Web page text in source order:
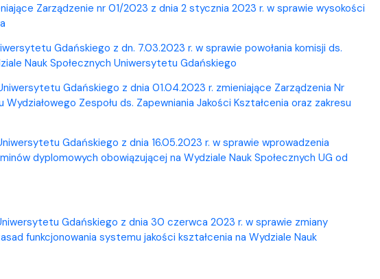
Zarządzenie nr 01/2023 z dnia 2 stycznia 2023 r. w sprawie wysokości
Gdańskiego z dn. 7.03.2023 r. w sprawie powołania komisji ds.
Nauk Społecznych Uniwersytetu Gdańskiego
Gdańskiego z dnia 01.04.2023 r. zmieniające Zarządzenia Nr
Zespołu ds. Zapewniania Jakości Kształcenia oraz zakresu
Gdańskiego z dnia 16.05.2023 r. w sprawie wprowadzenia
dyplomowych obowiązującej na Wydziale Nauk Społecznych UG od
Gdańskiego z dnia 30 czerwca 2023 r. w sprawie zmiany
funkcjonowania systemu jakości kształcenia na Wydziale Nauk